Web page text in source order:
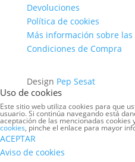
Devoluciones
Política de cookies
Más información sobre las
Condiciones de Compra
Design Pep Sesat
Uso de cookies
Este sitio web utiliza cookies para que
usuario. Si continúa navegando está
aceptación de las mencionadas cookies
cookies, pinche el enlace para mayor
ACEPTAR
Aviso de cookies